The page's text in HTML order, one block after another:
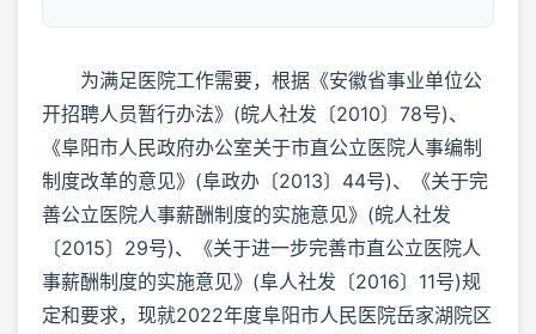
为满足医院工作需要，根据《安徽省事业单位公
开招聘人员暂行办法》(皖人社发〔2010〕78号)、
《阜阳市人民政府办公室关于市直公立医院人事编制
制度改革的意见》(阜政办〔2013〕44号)、《关于完
善公立医院人事薪酬制度的实施意见》(皖人社发
〔2015〕29号)、《关于进一步完善市直公立医院人
事薪酬制度的实施意见》(阜人社发〔2016〕11号)规
定和要求，现就2022年度阜阳市人民医院岳家湖院区